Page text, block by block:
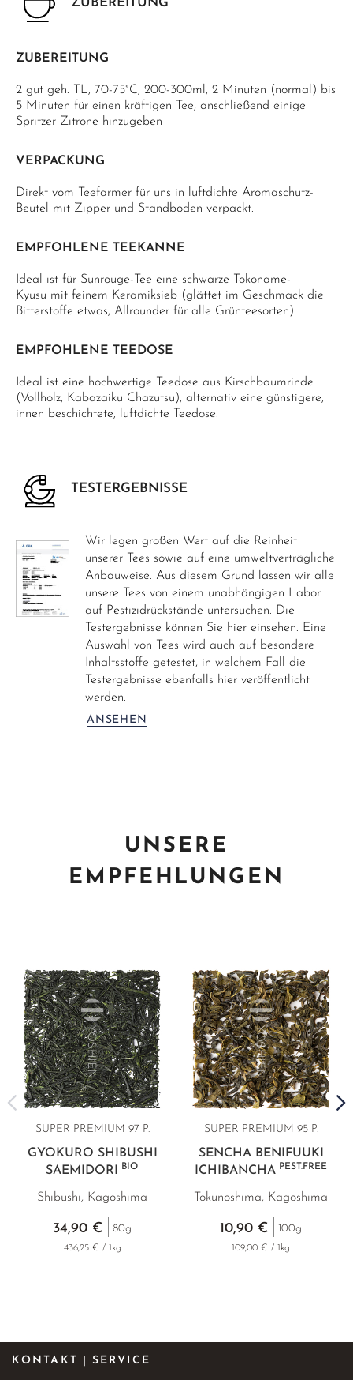
ZUBEREITUNG
ZUBEREITUNG
2 gut geh. TL, 70-75°C, 200-300ml, 2 Minuten (normal) bis
5 Minuten für einen kräftigen Tee, anschließend einige
Spritzer Zitrone hinzugeben
VERPACKUNG
Direkt vom Teefarmer für uns in luftdichte Aromaschutz-
Beutel mit Zipper und Standboden verpackt.
EMPFOHLENE TEEKANNE
Ideal ist für Sunrouge-Tee eine schwarze Tokoname-
Kyusu mit feinem Keramiksieb (glättet im Geschmack die
Bitterstoffe etwas, Allrounder für alle Grünteesorten).
EMPFOHLENE TEEDOSE
Ideal ist eine hochwertige Teedose aus Kirschbaumrinde
(Vollholz, Kabazaiku Chazutsu), alternativ eine günstigere,
innen beschichtete, luftdichte Teedose.
TESTERGEBNISSE
Wir legen großen Wert auf die Reinheit
unserer Tees sowie auf eine umweltverträgliche
Anbauweise. Aus diesem Grund lassen wir alle
unsere Tees von einem unabhängigen Labor
auf Pestizidrückstände untersuchen. Die
Testergebnisse können Sie hier einsehen. Eine
Auswahl von Tees wird auch auf besondere
Inhaltsstoffe getestet, in welchem Fall die
Testergebnisse ebenfalls hier veröffentlicht
werden.
ANSEHEN
UNSERE
EMPFEHLUNGEN
SUPER PREMIUM 97 P.
GYOKURO SHIBUSHI
SAEMIDORI
BIO
Shibushi, Kagoshima
34,90 € 80g
436,25 € / 1kg
SUPER PREMIUM 95 P.
SENCHA BENIFUUKI
ICHIBANCHA PEST.FREE
Tokunoshima, Kagoshima
10,90 € 100g
109,00 € / 1kg
KONTAKT | SERVICE